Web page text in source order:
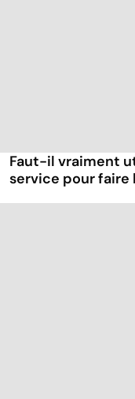
Faut-il vraiment
service pour faire